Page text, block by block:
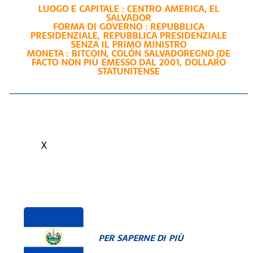
LUOGO E CAPITALE :CENTRO AMERICA, EL
SALVADOR
FORMA DI GOVERNO : REPUBBLICA
PRESIDENZIALE, REPUBBLICA PRESIDENZIALE
SENZA IL PRIMO MINISTRO
MONETA : BITCOIN,COLÓN SALVADOREGNO (DE
FACTO NON PIÙ EMESSO DAL 2001, DOLLARO
STATUNITENSE
X
PER SAPERNE DI PIÙ